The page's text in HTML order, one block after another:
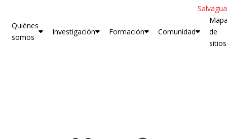
Quiénes
somos
Investigación Formación Comunidad
de
sitios